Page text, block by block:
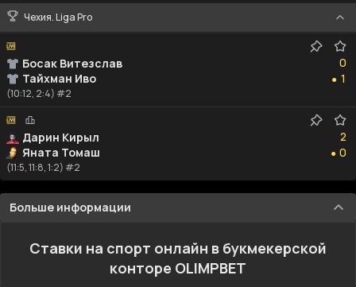
Чехия. Liga Pro
Босак Витезслав
Тайхман Иво
0
0
●
1
1
(10:12, 2:4) #2
Дарин Кирыл
Яната Томаш
2
2
●
0
0
(11:5, 11:8, 1:2) #2
Больше информации
Ставки на спорт онлайн в букмекерской
конторе OLIMPBET